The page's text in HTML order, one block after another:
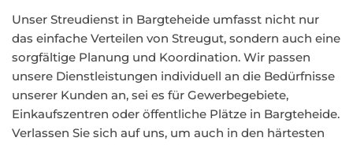
Unser Streudienst in Bargteheide umfasst nicht nur
das einfache Verteilen von Streugut, sondern auch eine
sorgfältige Planung und Koordination. Wir passen
unsere Dienstleistungen individuell an die Bedürfnisse
unserer Kunden an, sei es für Gewerbegebiete,
Einkaufszentren oder öffentliche Plätze in Bargteheide.
Verlassen Sie sich auf uns, um auch in den härtesten